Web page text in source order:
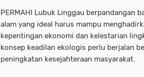
PERMAHI Lubuk Linggau berpandangan
alam yang ideal harus mampu
kepentingan ekonomi dan kelestarian
konsep keadilan ekologis perlu berjalan
peningkatan kesejahteraan masyarakat.